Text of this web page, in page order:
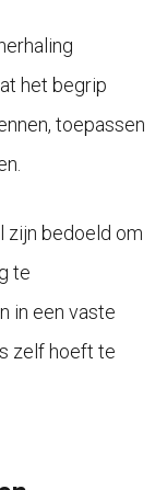
het begrip
toepassen
zijn bedoeld om
te
in een vaste
zelf hoeft te